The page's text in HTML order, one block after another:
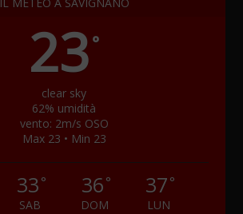
IL METEO A SAVIGNANO
23°
clear sky
62% umidità
vento: 2m/s OSO
Max 23 • Min 23
33 °
SAB
36 °
DOM
37 °
LUN